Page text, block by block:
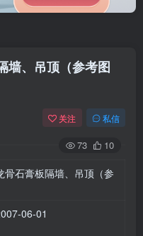
墙、吊顶（参考图
关注 私信
73 10
骨石膏板隔墙、吊顶（参
06-01